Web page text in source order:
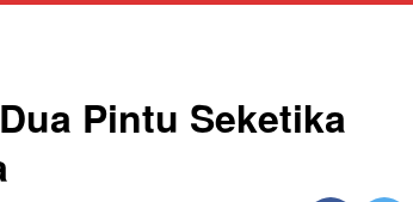
Pintu Seketika